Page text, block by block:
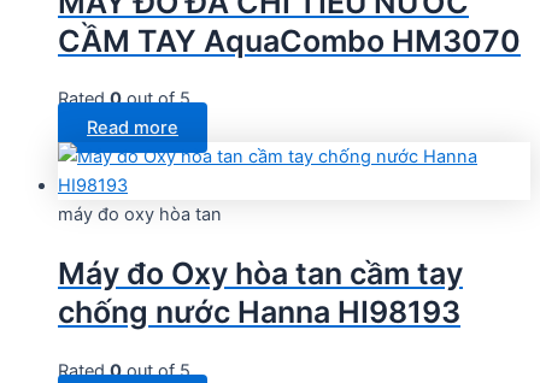
CẦM TAY AquaCombo HM3070
Rated0out of 5
Read more
máy đo oxy hòa tan
Máy đo Oxy hòa tan cầm tay
chống nước Hanna HI98193
Rated0out of 5